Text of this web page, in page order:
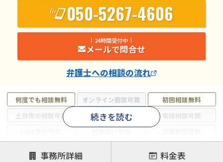
何度でも相談無料 オンライン面談可能
初回相談無料
土日祝の相談可能
19時以降電話可能
電話相談可能
続きを読む
050-5267-4606
24時間受付中
メールで問合せ
弁護士への相談の流れ
事務所詳細 料金表